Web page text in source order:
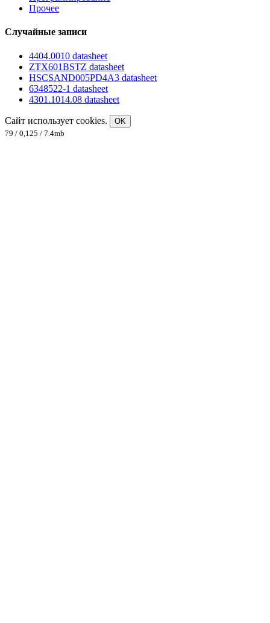
Прочее
Случайные записи
4404.0010 datasheet
ZTX601BSTZ datasheet
HSCSAND005PD4A3 datasheet
6348522-1 datasheet
4301.1014.08 datasheet
Сайт использует cookies.
OK
79 / 0,125 / 7.4mb